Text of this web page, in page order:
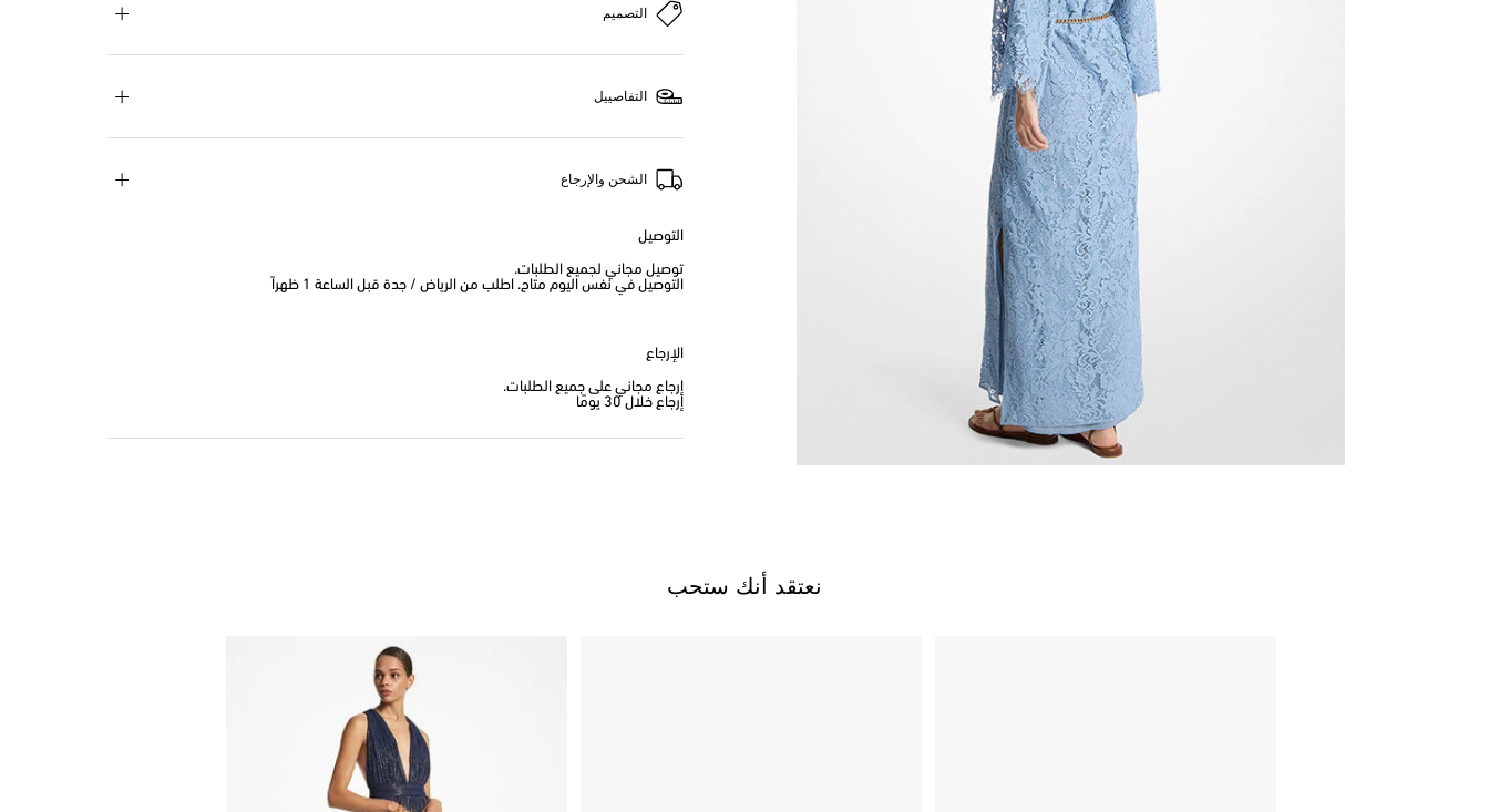
التصميم
التفاصييل
الشحن والإرجاع
التوصيل
توصيل مجاني لجميع الطلبات.
التوصيل في نفس اليوم متاح. اطلب من الرياض / جدة قبل الساعة 1 ظهراً
الإرجاع
إرجاع مجاني على جميع الطلبات.
إرجاع خلال 30 يومًا
نعتقد أنك ستحب